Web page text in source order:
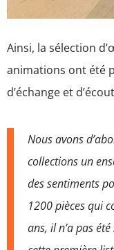
Ainsi, la sélection
animations ont été
d’échange et
Nous avons
collections un
des sentiments
1200 pièces qui
ans, il n’a pas